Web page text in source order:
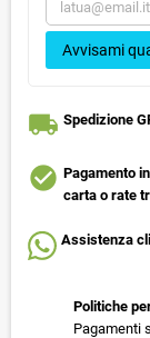
Avvisami
local_shipping Spedizione
check_circle Pagamento
carta o rate
Assistenza
Politiche
Pagamenti